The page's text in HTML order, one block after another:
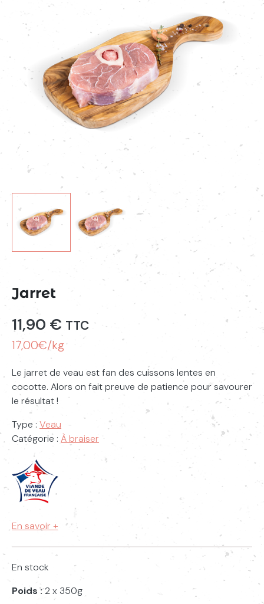
Jarret
11,90 € TTC
17,00€/kg
Le jarret de veau est fan des cuissons lentes en
cocotte. Alors on fait preuve de patience pour savourer
le résultat !
Type : Veau
Catégorie : À braiser
En savoir +
En stock
Poids :2 x 350g